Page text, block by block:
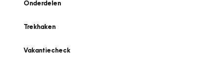
Onderdelen
Trekhaken
Vakantiecheck